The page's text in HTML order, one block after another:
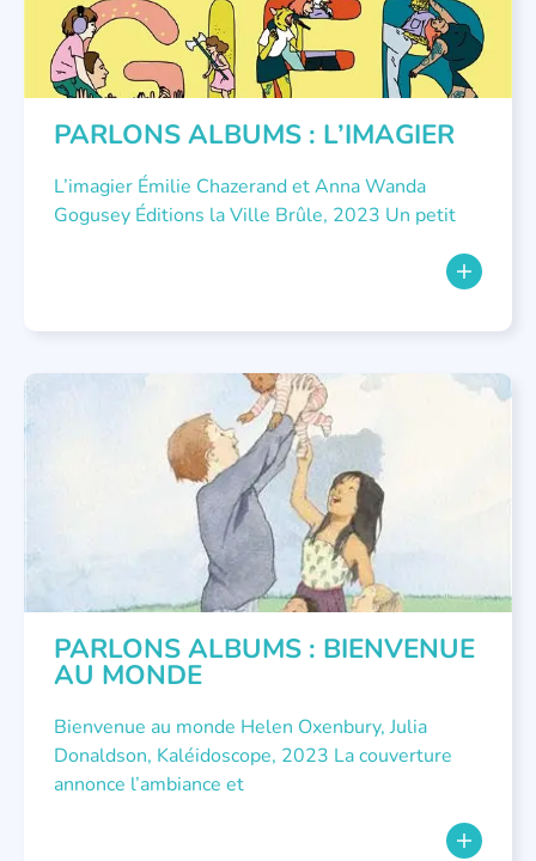
PARLONS ALBUMS : L’IMAGIER
L’imagier Émilie Chazerand et Anna Wanda
Gogusey Éditions la Ville Brûle, 2023 Un petit
PARLONS ALBUMS : BIENVENUE
AU MONDE
Bienvenue au monde Helen Oxenbury, Julia
Donaldson, Kaléidoscope, 2023 La couverture
annonce l’ambiance et